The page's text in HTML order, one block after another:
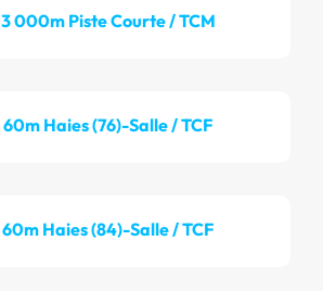
3 000m Piste Courte / TCM
60m Haies (76)-Salle / TCF
60m Haies (84)-Salle / TCF